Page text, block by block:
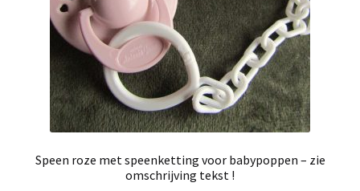
Speen roze met speenketting voor babypoppen – zie
omschrijving tekst !